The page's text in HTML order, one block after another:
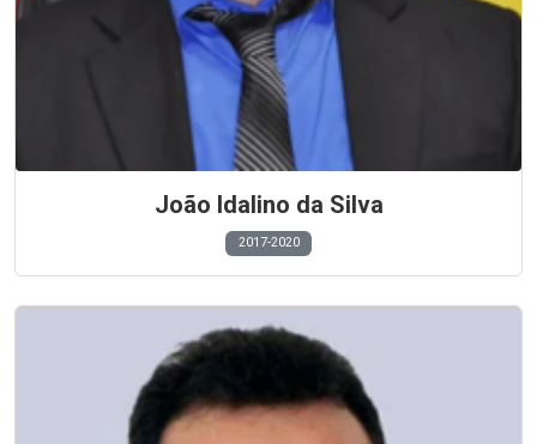
João Idalino da Silva
2017-2020